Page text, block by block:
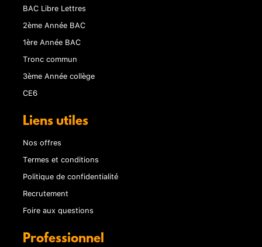
BAC Libre Lettres
2ème Année BAC
1ère Année BAC
Tronc commun
3ème Année collège
CE6
Liens utiles
Nos offres
Termes et conditions
Politique de confidentialité
Recrutement
Foire aux questions
Professionnel